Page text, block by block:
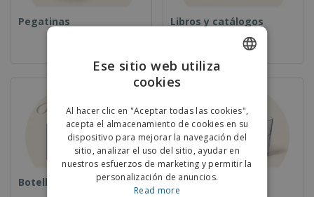
Pegatinas Libros y catálogos
Botellas Copas
SPANISH
Ese sitio web utiliza
cookies
Al hacer clic en "Aceptar todas las cookies",
acepta el almacenamiento de cookies en su
dispositivo para mejorar la navegación del
sitio, analizar el uso del sitio, ayudar en
nuestros esfuerzos de marketing y permitir la
personalización de anuncios.
Read more